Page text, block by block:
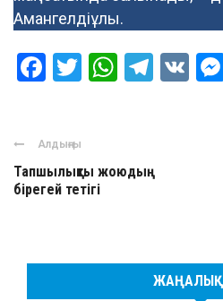
Амангелдіұлы.
Facebook
Twitter
Алдыңғы
Тапшылықты жоюдың
бірегей тетігі